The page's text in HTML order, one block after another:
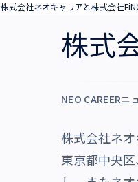
株式会社ネオキャリアと株式会社
株式
NEO CAREERニ
株式会社ネ
東京都中央